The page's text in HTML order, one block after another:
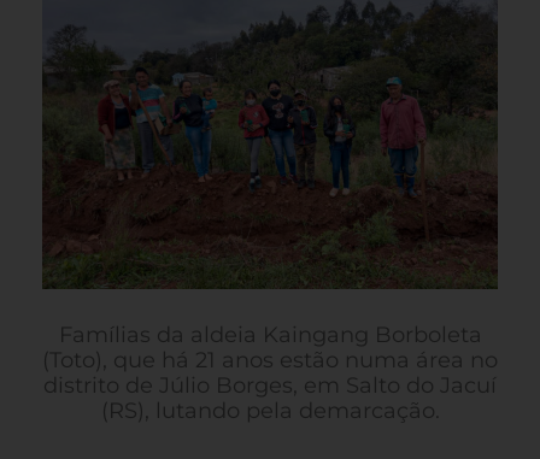
Famílias da aldeia Kaingang Borboleta
(Toto), que há 21 anos estão numa área no
distrito de Júlio Borges, em Salto do Jacuí
(RS), lutando pela demarcação.